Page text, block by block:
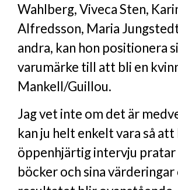
Wahlberg, Viveca Sten,
Alfredsson, Maria
andra, kan hon positionera
varumärke till att bli en
Mankell/Guillou.
Jag vet inte om det är
kan ju helt enkelt vara så att
öppenhjärtig intervju pratar
böcker och sina